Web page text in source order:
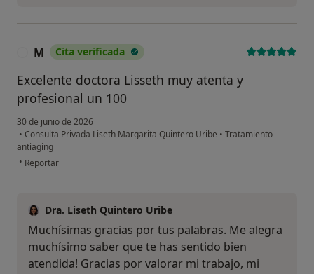
M Cita verificada
Excelente doctora Lisseth muy atenta y
profesional un 100
30 de junio de 2026
• Consulta Privada Liseth Margarita Quintero Uribe • Tratamiento
antiaging
• en opinión del usuario M
Reportar
Dra. Liseth Quintero Uribe
Muchísimas gracias por tus palabras. Me alegra
muchísimo saber que te has sentido bien
atendida! Gracias por valorar mi trabajo, mi